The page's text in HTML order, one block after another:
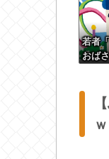
若者
おば